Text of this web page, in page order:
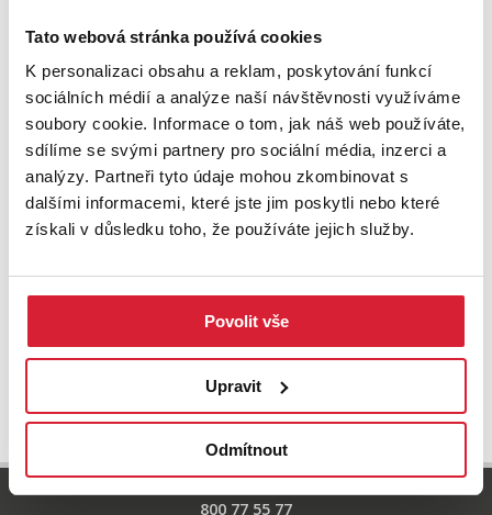
Tato webová stránka používá cookies
K personalizaci obsahu a reklam, poskytování funkcí
sociálních médií a analýze naší návštěvnosti využíváme
soubory cookie. Informace o tom, jak náš web používáte,
sdílíme se svými partnery pro sociální média, inzerci a
analýzy. Partneři tyto údaje mohou zkombinovat s
dalšími informacemi, které jste jim poskytli nebo které
získali v důsledku toho, že používáte jejich služby.
Povolit vše
Upravit
Odmítnout
Zkuste upravit filtr
nebo přejděte na základní
UPRAVIT VYHLEDÁVÁNÍ
800 77 55 77